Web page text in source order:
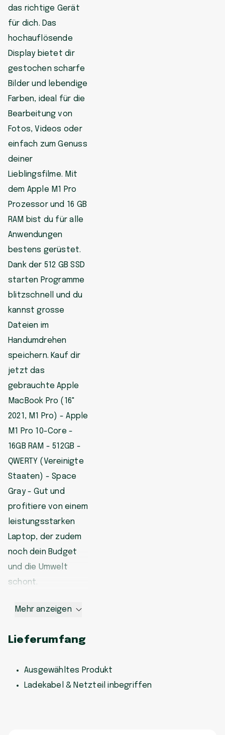
das richtige Gerät
für dich. Das
hochauflösende
Display bietet dir
gestochen scharfe
Bilder und lebendige
Farben, ideal für die
Bearbeitung von
Fotos, Videos oder
einfach zum Genuss
deiner
Lieblingsfilme. Mit
dem Apple M1 Pro
Prozessor und 16 GB
RAM bist du für alle
Anwendungen
bestens gerüstet.
Dank der 512 GB SSD
starten Programme
blitzschnell und du
kannst grosse
Dateien im
Handumdrehen
speichern. Kauf dir
jetzt das
gebrauchte Apple
MacBook Pro (16"
2021, M1 Pro) - Apple
M1 Pro 10-Core -
16GB RAM - 512GB -
QWERTY (Vereinigte
Staaten) - Space
Gray - Gut und
profitiere von einem
leistungsstarken
Laptop, der zudem
noch dein Budget
und die Umwelt
schont.
Mehr anzeigen
Lieferumfang
Ausgewähltes Produkt
Ladekabel & Netzteil inbegriffen